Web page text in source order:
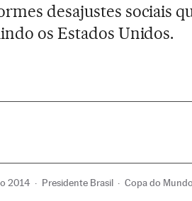
desajustes sociais
os Estados Unidos.
2014 Presidente Brasil Copa do